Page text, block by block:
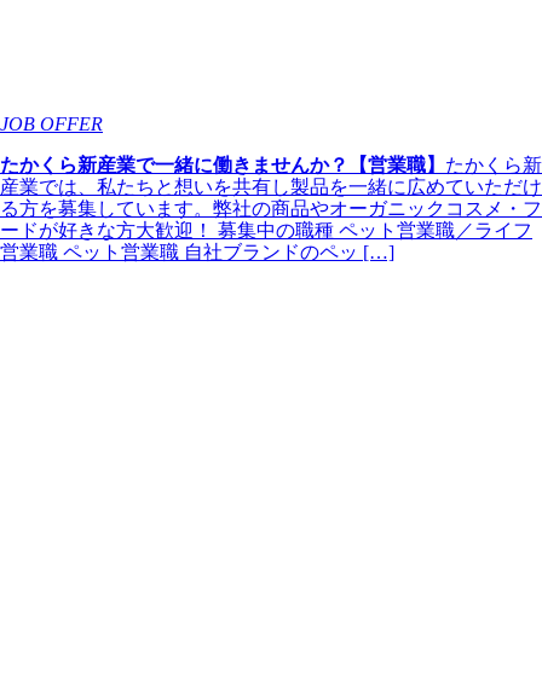
JOB OFFER
たかくら新産業で一緒に働きませんか？【営業職】 たかくら新
産業では、私たちと想いを共有し製品を一緒に広めていただけ
る方を募集しています。弊社の商品やオーガニックコスメ・フ
ードが好きな方大歓迎！ 募集中の職種 ペット営業職／ライフ
営業職 ペット営業職 自社ブランドのペッ […]